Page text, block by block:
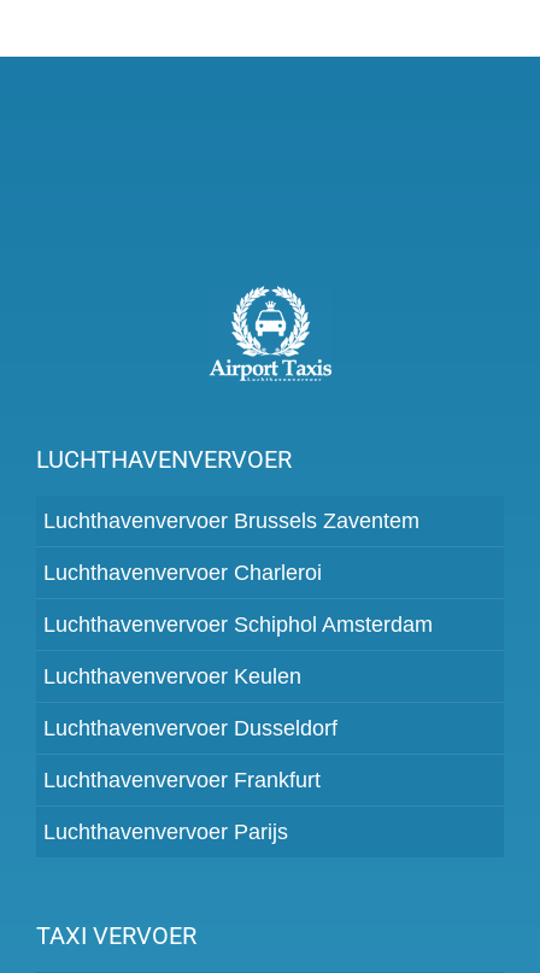
LUCHTHAVENVERVOER
Luchthavenvervoer Brussels Zaventem
Luchthavenvervoer Charleroi
Luchthavenvervoer Schiphol Amsterdam
Luchthavenvervoer Keulen
Luchthavenvervoer Dusseldorf
Luchthavenvervoer Frankfurt
Luchthavenvervoer Parijs
TAXI VERVOER